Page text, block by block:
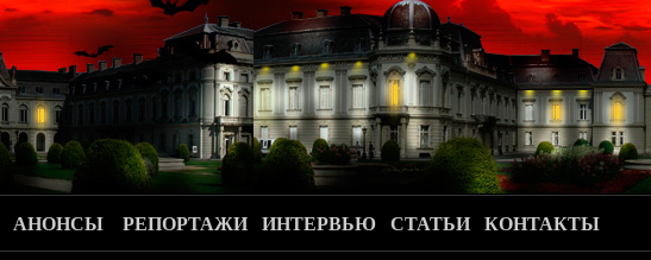
АНОНСЫ РЕПОРТАЖИ ИНТЕРВЬЮ СТАТЬИ КОНТАКТЫ